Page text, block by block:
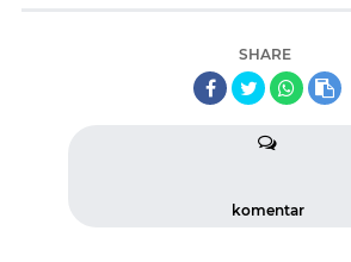
SHARE
komentar